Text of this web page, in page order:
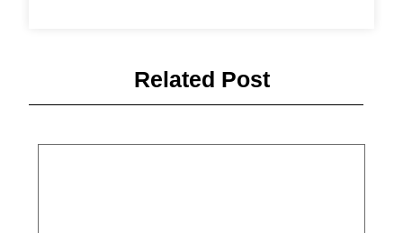
Related Post